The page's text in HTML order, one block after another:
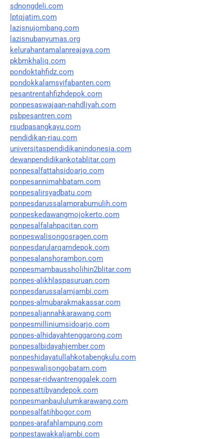
sdnongdeli.com
lptqjatim.com
lazisnujombang.com
lazisnubanyumas.org
kelurahantamalanreajaya.com
pkbmkhaliq.com
pondoktahfidz.com
pondokkalamsyifabanten.com
pesantrentahfizhdepok.com
ponpesaswajaan-nahdliyah.com
psbpesantren.com
rsudpasangkayu.com
pendidikan-riau.com
universitaspendidikanindonesia.com
dewanpendidikankotablitar.com
ponpesalfattahsidoarjo.com
ponpesannimahbatam.com
ponpesalirsyadbatu.com
ponpesdarussalamprabumulih.com
ponpeskedawangmojokerto.com
ponpesalfalahpacitan.com
ponpeswalisongosragen.com
ponpesdarularqamdepok.com
ponpesalanshorambon.com
ponpesmambaussholihin2blitar.com
ponpes-alikhlaspasuruan.com
ponpesdarussalamjambi.com
ponpes-almubarakmakassar.com
ponpesaljannahkarawang.com
ponpesmilliniumsidoarjo.com
ponpes-alhidayahtenggarong.com
ponpesalbidayahjember.com
ponpeshidayatullahkotabengkulu.com
ponpeswalisongobatam.com
ponpesar-ridwantrenggalek.com
ponpesattibyandepok.com
ponpesmanbaululumkarawang.com
ponpesalfatihbogor.com
ponpes-arafahlampung.com
ponpestawakkaljambi.com